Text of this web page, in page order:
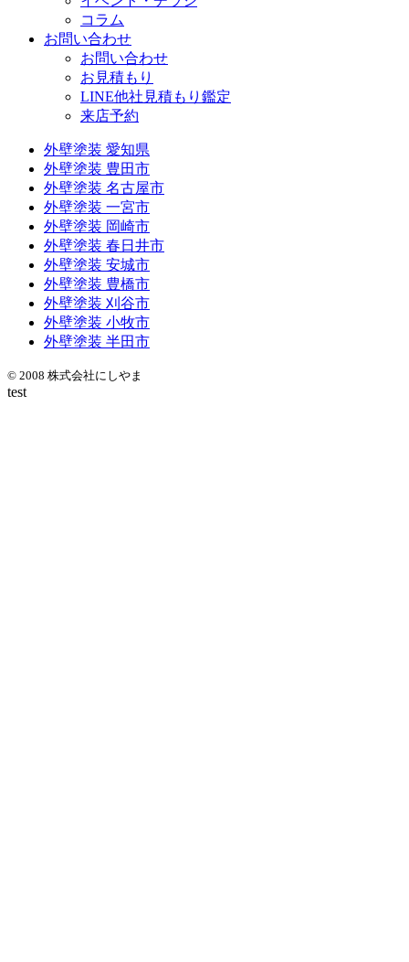
コラム
お問い合わせ
お問い合わせ
お見積もり
LINE他社見積もり鑑定
来店予約
外壁塗装 愛知県
外壁塗装 豊田市
外壁塗装 名古屋市
外壁塗装 一宮市
外壁塗装 岡崎市
外壁塗装 春日井市
外壁塗装 安城市
外壁塗装 豊橋市
外壁塗装 刈谷市
外壁塗装 小牧市
外壁塗装 半田市
© 2008 株式会社にしやま
test